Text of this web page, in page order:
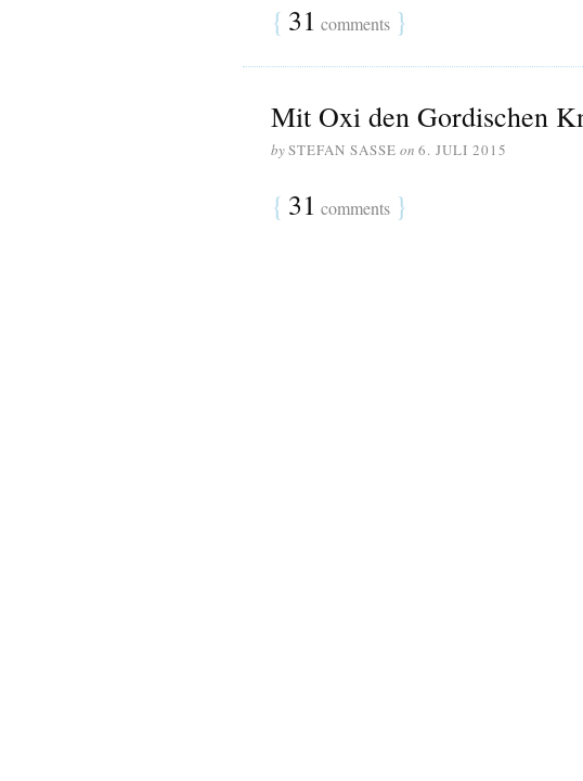
{ 31 comments }
Mit Oxi den Gordischen
bySTEFAN SASSE on 6. JULI 2015
{ 31 comments }